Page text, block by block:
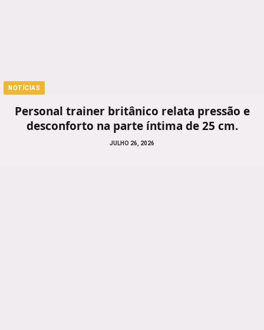
NOTÍCIAS
Personal trainer britânico relata pressão e
desconforto na parte íntima de 25 cm.
JULHO 26, 2026